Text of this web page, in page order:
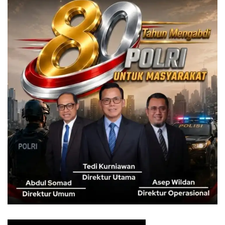
perlunya program kerja, target, dan jadwal kerja di masa
depan menjadi lebih konkret dan rinci, dengan indikator
spesifik per orang untuk menilai kontribusi individual
terhadap profitabilitas perusahaan.
Kegiatan dilanjutkan dengan acara Pisah Sambut untuk
SEVP Operation, menandai transisi dari kepemimpinan